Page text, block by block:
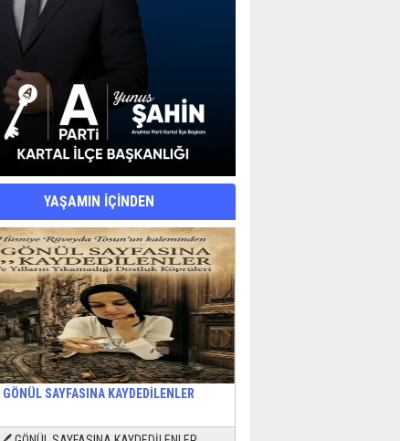
YAŞAMIN İÇİNDEN
GÖNÜL SAYFASINA KAYDEDİLENLER